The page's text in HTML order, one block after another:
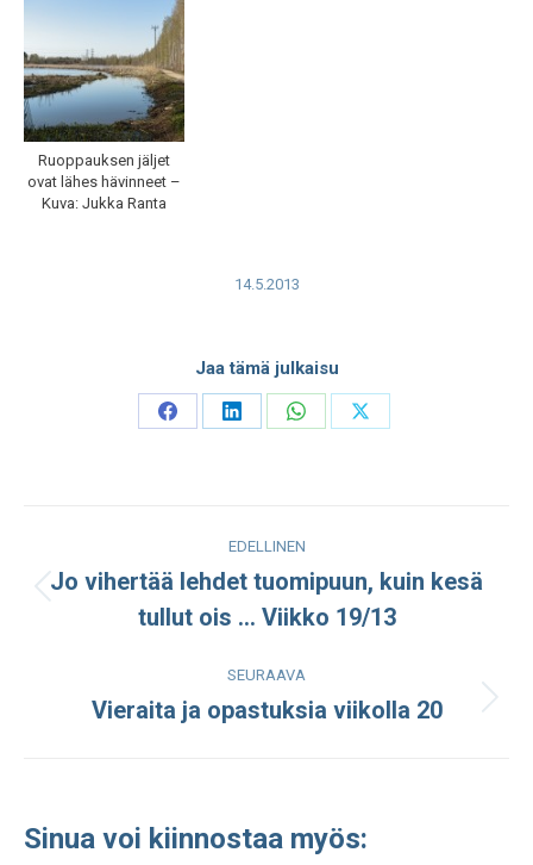
Ruoppauksen jäljet
ovat lähes hävinneet –
Kuva: Jukka Ranta
14.5.2013
Jaa tämä julkaisu
Share
Share
Share
Share
navigation
EDELLINEN
Edellinen
julkaisu:
Jo vihertää lehdet tuomipuun, kuin kesä
tullut ois … Viikko 19/13
SEURAAVA
Seuraava
Vieraita ja opastuksia viikolla 20
Sinua voi kiinnostaa myös: